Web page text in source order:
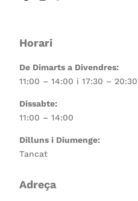
Horari
De Dimarts a Divendres:
11:00 – 14:00 i 17:30 – 20:30
Dissabte:
11:00 – 14:00
Dilluns i Diumenge:
Tancat
Adreça